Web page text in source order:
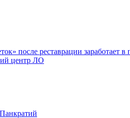
после реставрации заработает в
центр ЛО